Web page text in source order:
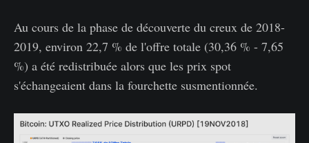
Au cours de la phase de découverte du creux de 2018-
2019, environ 22,7 % de l'offre totale (30,36 % - 7,65
%) a été redistribuée alors que les prix spot
s'échangeaient dans la fourchette susmentionnée.